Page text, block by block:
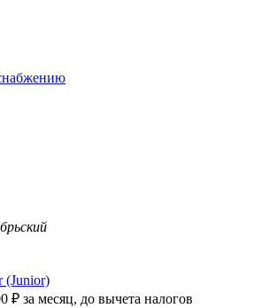
(Junior)
₽ за месяц, до вычета налогов